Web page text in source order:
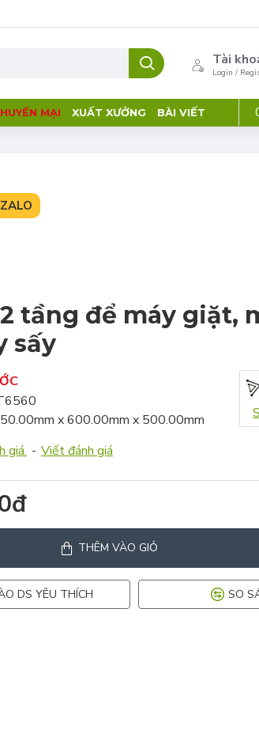
Tài
Login /
MẠI XUẤT XƯỞNG BÀI VIẾT
ZALO
tầng để máy giặt,
sấy
x 600.00mm x 500.00mm
giá. - Viết đánh giá
THÊM VÀO GIỎ
DS YÊU THÍCH SO